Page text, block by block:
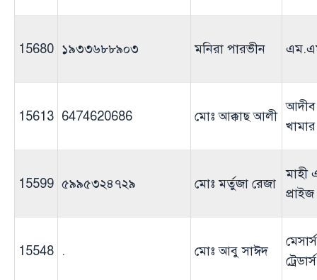
15680 ১৯৩৩৬৮৮৯০৩ মনিরা পারভীন এম.এম
15613 6474620686 মোঃ আক্কাছ আলী
খামার
15599 ৫৯৯৫৩২৪৭২৯ মোঃ মর্তুজা রেজা
মাহী
প্রাইজ
15548 . মোঃ আবু সাঈদ
ট্রেডার্স